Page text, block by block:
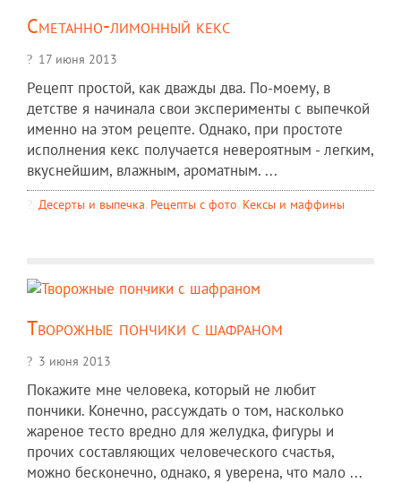
Сметанно-лимонный кекс
17 июня 2013
Рецепт простой, как дважды два. По-моему, в
детстве я начинала свои эксперименты с выпечкой
именно на этом рецепте. Однако, при простоте
исполнения кекс получается невероятным - легким,
вкуснейшим, влажным, ароматным. ...
Десерты и выпечка, Рецепты c фото, Кексы и маффины
Творожные пончики с шафраном
3 июня 2013
Покажите мне человека, который не любит
пончики. Конечно, рассуждать о том, насколько
жареное тесто вредно для желудка, фигуры и
прочих составляющих человеческого счастья,
можно бесконечно, однако, я уверена, что мало ...